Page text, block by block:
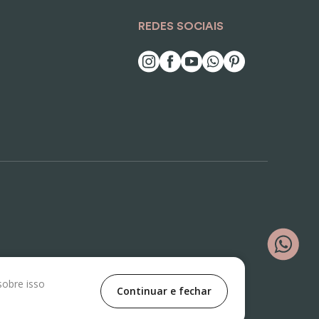
isso
Continuar e fechar
REDES SOCIAIS
Vila Jaguara, São Paulo/SP, CEP 05118-100